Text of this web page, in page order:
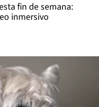
fin de semana:
inmersivo